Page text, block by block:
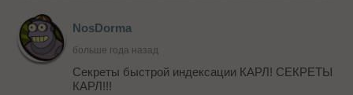
NosDorma
больше года назад
Секреты быстрой индексации КАРЛ! СЕКРЕТЫ
КАРЛ!!!